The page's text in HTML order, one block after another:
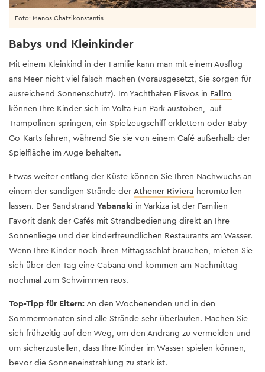
Babys und Kleinkinder
Mit einem Kleinkind in der Familie kann man mit einem Ausflug
ans Meer nicht viel falsch machen (vorausgesetzt, Sie sorgen für
ausreichend Sonnenschutz). Im Yachthafen Flisvos in Faliro
können Ihre Kinder sich im Volta Fun Park austoben, auf
Trampolinen springen, ein Spielzeugschiff erklettern oder Baby
Go-Karts fahren, während Sie sie von einem Café außerhalb der
Spielfläche im Auge behalten.
Etwas weiter entlang der Küste können Sie Ihren Nachwuchs an
einem der sandigen Strände der Athener Riviera herumtollen
lassen. Der Sandstrand Yabanaki in Varkiza ist der Familien-
Favorit dank der Cafés mit Strandbedienung direkt an Ihre
Sonnenliege und der kinderfreundlichen Restaurants am Wasser.
Wenn Ihre Kinder noch ihren Mittagsschlaf brauchen, mieten Sie
sich über den Tag eine Cabana und kommen am Nachmittag
nochmal zum Schwimmen raus.
Top-Tipp für Eltern:An den Wochenenden und in den
Sommermonaten sind alle Strände sehr überlaufen. Machen Sie
sich frühzeitig auf den Weg, um den Andrang zu vermeiden und
um sicherzustellen, dass Ihre Kinder im Wasser spielen können,
bevor die Sonneneinstrahlung zu stark ist.
Foto: Manos Chatzikonstantis